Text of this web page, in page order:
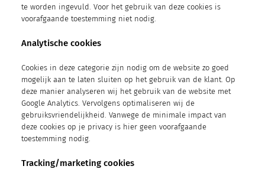
te worden ingevuld. Voor het gebruik van deze cookies is
voorafgaande toestemming niet nodig.
Analytische cookies
Cookies in deze categorie zijn nodig om de website zo goed
mogelijk aan te laten sluiten op het gebruik van de klant. Op
deze manier analyseren wij het gebruik van de website met
Google Analytics. Vervolgens optimaliseren wij de
gebruiksvriendelijkheid. Vanwege de minimale impact van
deze cookies op je privacy is hier geen voorafgaande
toestemming nodig.
Tracking/marketing cookies